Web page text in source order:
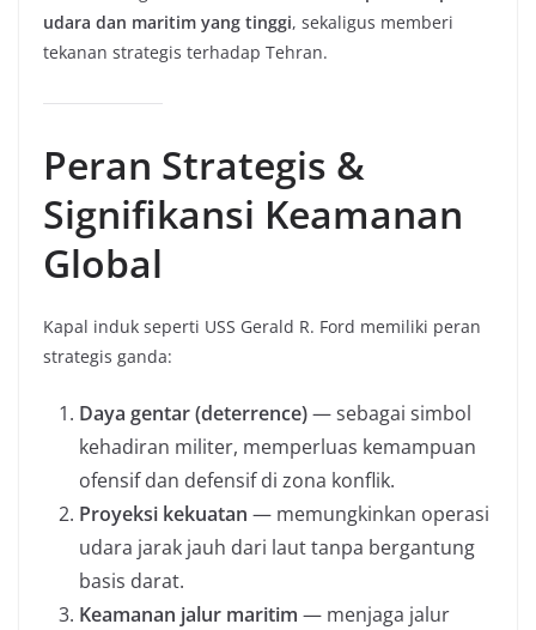
udara dan maritim yang tinggi, sekaligus memberi
tekanan strategis terhadap Tehran.
Peran Strategis &
Signifikansi Keamanan
Global
Kapal induk seperti USS Gerald R. Ford memiliki peran
strategis ganda:
Daya gentar (deterrence)— sebagai simbol
kehadiran militer, memperluas kemampuan
ofensif dan defensif di zona konflik.
Proyeksi kekuatan — memungkinkan operasi
udara jarak jauh dari laut tanpa bergantung
basis darat.
Keamanan jalur maritim — menjaga jalur